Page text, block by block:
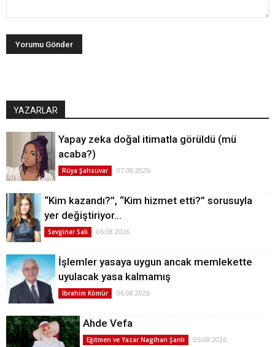
YAZARLAR
Yapay zeka doğal itimatla görüldü (mü
acaba?)
Rüya Şahsuvar 07.08.2026
“Kim kazandı?”, “Kim hizmet etti?” sorusuyla
yer değiştiriyor…
Sevginar Sali 06.08.2026
İşlemler yasaya uygun ancak memlekette
uyulacak yasa kalmamış
İbrahim Kömür 06.08.2026
Ahde Vefa
Eğitmen ve Yazar Nagihan Şanlı 05.08.2026